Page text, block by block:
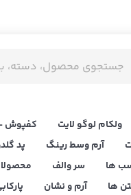
ولکام لوگو لایت کفپوش
آرم وسط رینگ پد
ها سر والف
ها آرم و نشان